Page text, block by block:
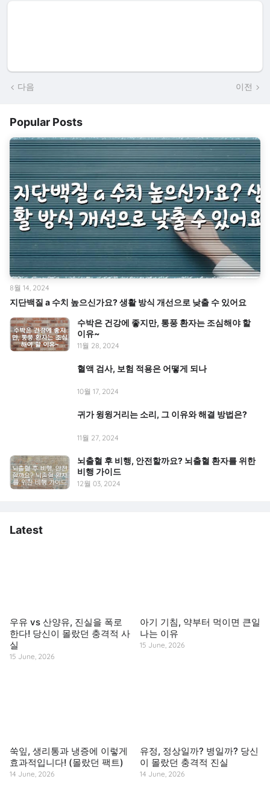
다음 이전
Popular Posts
지단백질 a 수치 높으신가요? 생활 방식 개선으로 낮출 수 있어요
8월 14, 2024
수박은 건강에 좋지만, 통풍 환자는 조심해야 할
이유~
11월 28, 2024
혈액 검사, 보험 적용은 어떻게 되나
10월 17, 2024
귀가 윙윙거리는 소리, 그 이유와 해결 방법은?
11월 27, 2024
뇌출혈 후 비행, 안전할까요? 뇌출혈 환자를 위한
비행 가이드
12월 03, 2024
Latest
우유 vs 산양유, 진실을 폭로
한다! 당신이 몰랐던 충격적 사
실
15 June, 2026
아기 기침, 약부터 먹이면 큰일
나는 이유
15 June, 2026
쑥잎, 생리통과 냉증에 이렇게
효과적입니다! (몰랐던 팩트)
14 June, 2026
유정, 정상일까? 병일까? 당신
이 몰랐던 충격적 진실
14 June, 2026